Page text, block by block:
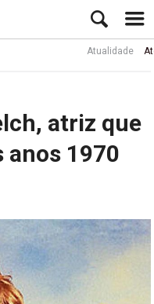
Atualidade Ator
atriz que
anos 1970